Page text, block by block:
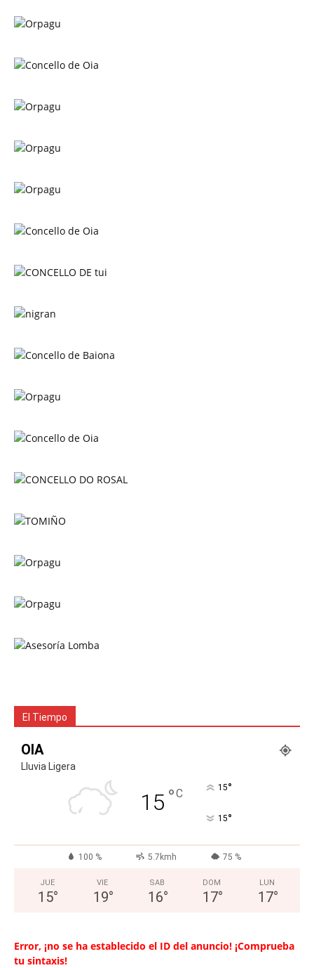
El Tiempo
OIA
Lluvia Ligera
15 °C 15°
15°
100 % 5.7kmh 75 %
JUE
15°
VIE
19°
SAB
16°
DOM
17°
LUN
17°
Error, ¡no se ha establecido el ID del anuncio! ¡Comprueba
tu sintaxis!